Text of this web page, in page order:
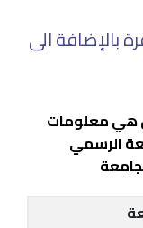
بالإضافة الى
هي معلومات
الرسمي